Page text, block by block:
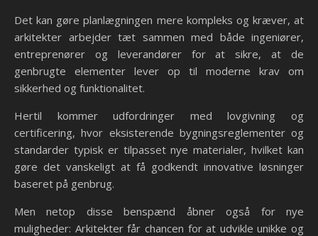
Det kan gøre planlægningen mere kompleks og kræver, at
arkitekter arbejder tæt sammen med både ingeniører,
entreprenører og leverandører for at sikre, at de
genbrugte elementer lever op til moderne krav om
sikkerhed og funktionalitet.
Hertil kommer udfordringer med lovgivning og
certificering, hvor eksisterende bygningsreglementer og
standarder typisk er tilpasset nye materialer, hvilket kan
gøre det vanskeligt at få godkendt innovative løsninger
baseret på genbrug.
Men netop disse benspænd åbner også for nye
muligheder: Arkitekter får chancen for at udvikle unikke og